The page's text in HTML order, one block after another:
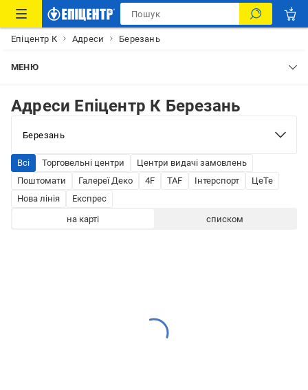
Епіцентр К Адреси Березань
МЕНЮ
Адреси Епіцентр К Березань
Всі Торговельні центри
Центри видачі замовлень
Поштомати
Галереї Деко 4F TAF Інтерспорт
ЦеТе
Нова лінія
Експрес
на карті
списком